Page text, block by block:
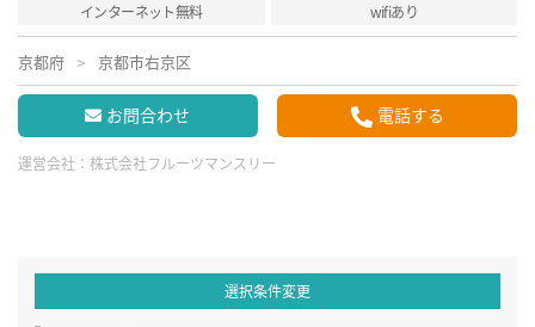
インターネット無料
wifiあり
京都府 京都市右京区
お問合わせ 電話する
運営会社： 株式会社フルーツマンスリー
選択条件変更